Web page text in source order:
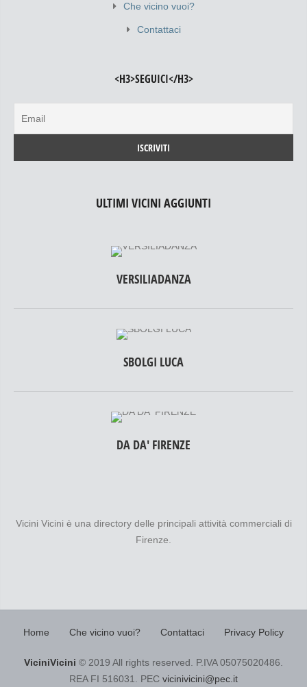
Che vicino vuoi?
Contattaci
<H3>SEGUICI</H3>
ULTIMI VICINI AGGIUNTI
VERSILIADANZA
SBOLGI LUCA
DA DA' FIRENZE
Vicini Vicini è una directory delle principali attività commerciali di
Firenze.
Home Che vicino vuoi? Contattaci Privacy Policy
ViciniVicini © 2019 All rights reserved. P.IVA 05075020486.
REA FI 516031. PEC vicinivicini@pec.it